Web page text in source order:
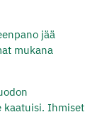
jää
mukana
kaatuisi. Ihmiset